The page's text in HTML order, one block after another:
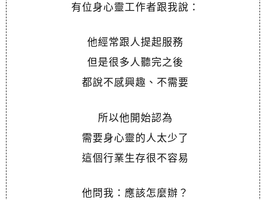
有位身心靈工作者跟我說：
他經常跟人提起服務
但是很多人聽完之後
都說不感興趣、不需要
所以他開始認為
需要身心靈的人太少了
這個行業生存很不容易
他問我：應該怎麼辦？